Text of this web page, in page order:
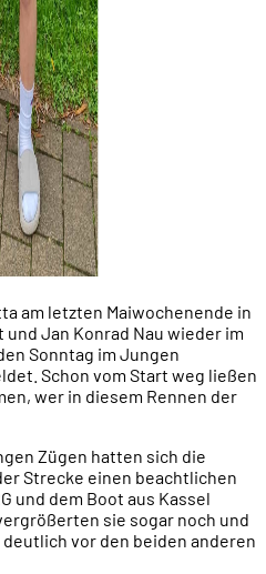
am letzten Maiwochenende in
Jan Konrad Nau wieder im
Sonntag im Jungen
Schon vom Start weg ließen
wer in diesem Rennen der
Zügen hatten sich die
Strecke einen beachtlichen
und dem Boot aus Kassel
sie sogar noch und
vor den beiden anderen